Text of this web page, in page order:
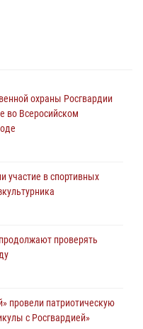
охраны Росгвардии
во Всеросийском
участие в спортивных
проверять
провели патриотическую
с Росгвардией»